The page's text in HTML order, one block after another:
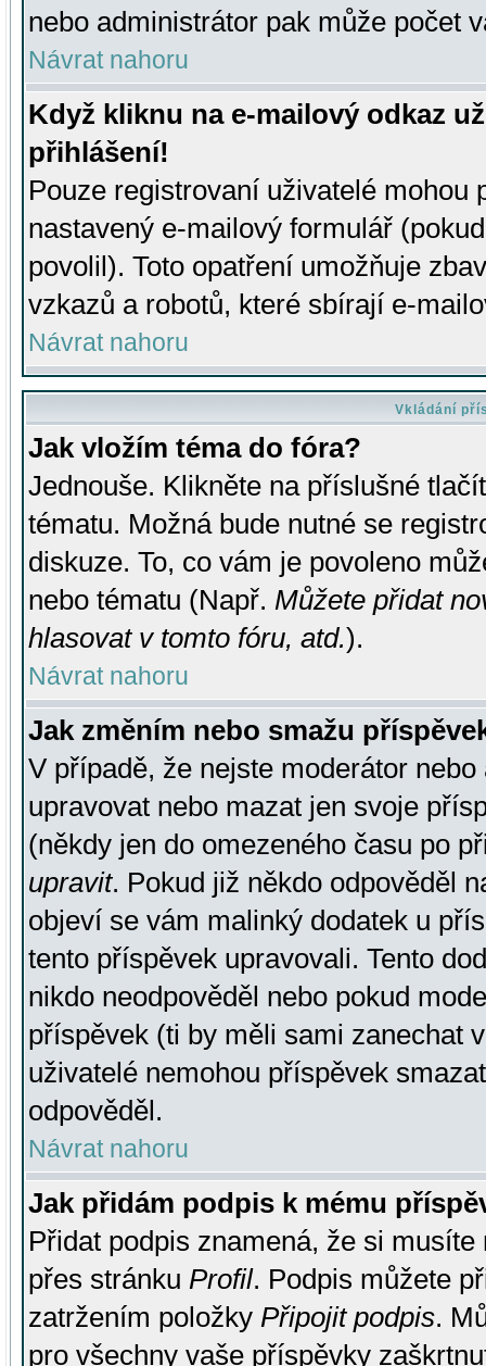
nebo administrátor pak může počet
Návrat nahoru
Když kliknu na e-mailový odkaz
přihlášení!
Pouze registrovaní uživatelé mohou
nastavený e-mailový formulář
povolil). Toto opatření umožňuje
vzkazů a robotů, které sbírají e-
Návrat nahoru
Vkládání
Jak vložím téma do fóra?
Jednouše. Klikněte na příslušné
tématu. Možná bude nutné se
diskuze. To, co vám je povoleno
nebo tématu (Např. Můžete přidat
hlasovat v tomto fóru, atd.).
Návrat nahoru
Jak změním nebo smažu
V případě, že nejste moderátor
upravovat nebo mazat jen svoje
(někdy jen do omezeného času po
upravit. Pokud již někdo odpověděl
objeví se vám malinký dodatek u
tento příspěvek upravovali. Tento
nikdo neodpověděl nebo pokud
příspěvek (ti by měli sami zanechat
uživatelé nemohou příspěvek
odpověděl.
Návrat nahoru
Jak přidám podpis k mému
Přidat podpis znamená, že si
přes stránku Profil. Podpis můžete
zatržením položky Připojit podpis.
pro všechny vaše příspěvky